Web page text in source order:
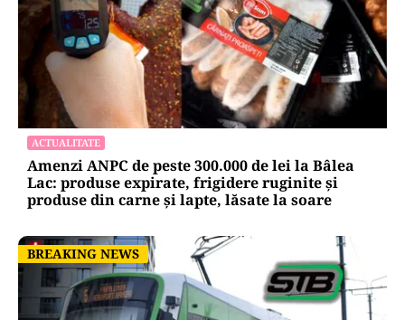
Oficiuldestiri.ro
Atacurile cibernetice expun
vulnerabilitățile statului român: ANP
repetă scenariul e‑Terra. Ce ascund
comunicările oficiale și cine răspunde
pentru mentenanța IT a instituțiilor
publice
Alte Articole Importante